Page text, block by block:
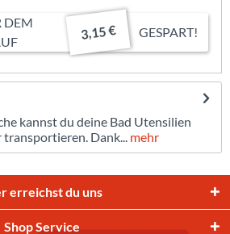
DEM
3,15 € GESPART!
kannst du deine Bad Utensilien
Dank... mehr
erreichst du uns
Shop Service